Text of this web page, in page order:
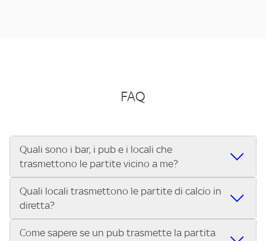
FAQ
Quali sono i bar, i pub e i locali che
trasmettono le partite vicino a me?
Se cerchi un bar, pub, ristorante o locale vicino a te per
vedere le partite di Serie A ENILIVE, la Serie C Sky Wifi, la
UEFA Champions League, la UEFA Europa League, la UEFA
Conference League, il Tennis, la Formula 1®, la MotoGP™ e
Quali locali trasmettono le partite di calcio in
diretta?
Vuoi sapere quali bar, pub o ristoranti mostrano le partite
Come sapere se un pub trasmette la partita